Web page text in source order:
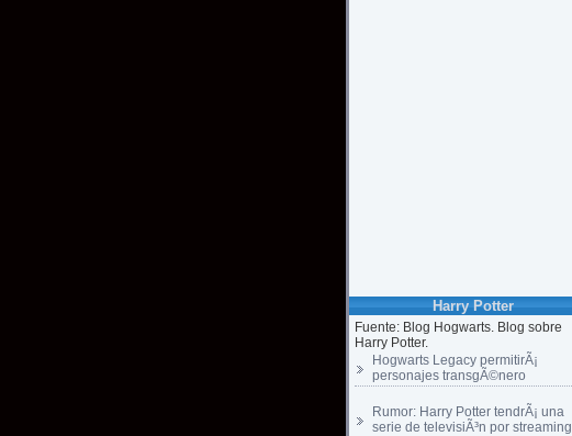
Harry Potter
Fuente: Blog Hogwarts. Blog sobre
Harry Potter.
Hogwarts Legacy permitirÃ¡
personajes transgÃ©nero
Rumor: Harry Potter tendrÃ¡ una
serie de televisiÃ³n por streaming